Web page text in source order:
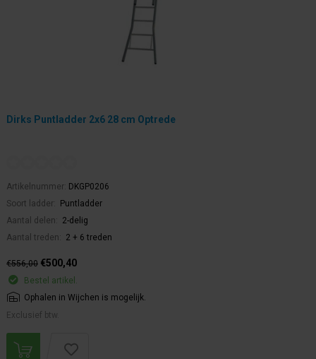
Dirks Puntladder 2x6 28 cm Optrede
Artikelnummer: DKGP0206
Soort ladder:
Puntladder
Aantal delen:
2-delig
Aantal treden:
2 + 6 treden
€556,00 €500,40
Bestel artikel.
Ophalen in Wijchen is mogelijk.
Exclusief btw.